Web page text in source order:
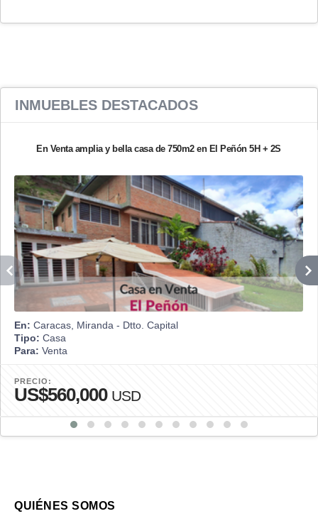
INMUEBLES DESTACADOS
En Venta amplia y bella casa de 750m2 en El Peñón 5H + 2S
En: Caracas, Miranda - Dtto. Capital
Tipo: Casa
Para: Venta
PRECIO:
US$560,000 USD
QUIÉNES SOMOS